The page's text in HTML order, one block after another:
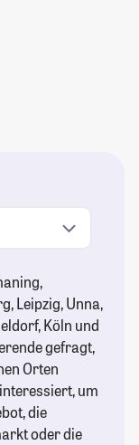
Leipzig, Unna,
Köln und
gefragt,
Orten
um
die
oder die